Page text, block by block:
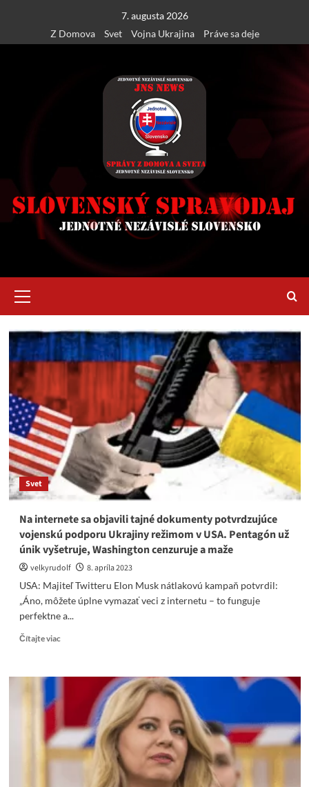
content
7. augusta 2026
Z Domova
Svet Vojna Ukrajina Práve sa deje
Menu
Svet
Na internete sa objavili tajné dokumenty potvrdzujúce
vojenskú podporu Ukrajiny režimom v USA. Pentagón už
únik vyšetruje, Washington cenzuruje a maže
velkyrudolf
8. apríla 2023
USA: Majiteľ Twitteru Elon Musk nátlakovú kampaň potvrdil:
„Áno, môžete úplne vymazať veci z internetu – to funguje
perfektne a...
Čítajte viacRead
Na
sa
tajné
dokumenty
potvrdzujúce